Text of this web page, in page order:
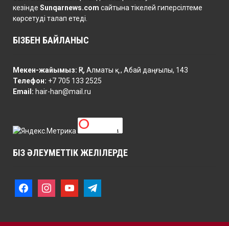
кезінде Sunqarnews.com сайтына тікелей гиперсілтеме
көрсетуді талап етеді.
БІЗБЕН БАЙЛАНЫС
Мекен-жайымыз: ҚР, Алматы қ., Абай даңғылы, 143
Телефон: +7 705 133 2525
Email: hair-han@mail.ru
БІЗ ӘЛЕУМЕТТІК ЖЕЛІЛЕРДЕ
b
a
u
g